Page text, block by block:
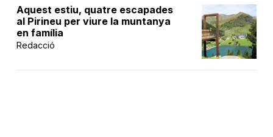
Aquest estiu, quatre escapades
al Pirineu per viure la muntanya
en família
Redacció